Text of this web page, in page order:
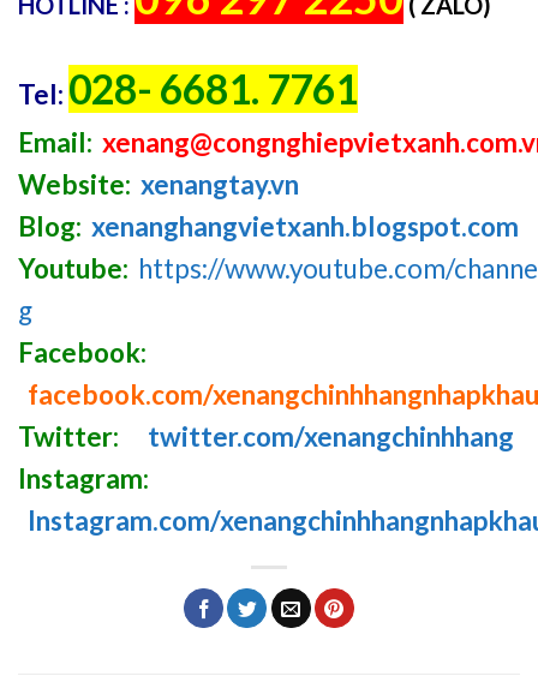
Tel: 028- 6681. 7761
Email:
Website: xenangtay.vn
Blog: xenanghangvietxanh.blogspot.com
Youtube: https://www.youtube.com/
g
Facebook:
facebook.com/xenangchinhhangnhapkhau
Twitter:
twitter.com/xenangchinhhang
Instagram:
Instagram.com/